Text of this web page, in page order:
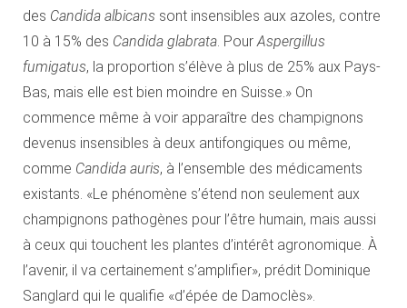
des Candida albicans sont insensibles aux azoles, contre
10 à 15% des Candida glabrata. PourAspergillus
fumigatus, la proportion s’élève à plus de 25% aux Pays-
Bas, mais elle est bien moindre en Suisse.» On
commence même à voir apparaître des champignons
devenus insensibles à deux antifongiques ou même,
comme Candida auris, à l’ensemble des médicaments
existants. «Le phénomène s’étend non seulement aux
champignons pathogènes pour l’être humain, mais aussi
à ceux qui touchent les plantes d’intérêt agronomique. À
l’avenir, il va certainement s’amplifier», prédit Dominique
Sanglard qui le qualifie «d’épée de Damoclès».